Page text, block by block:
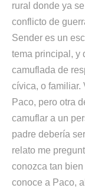
rural donde ya
conflicto de
Sender es un
tema principal, y
camuflada de
cívica, o familiar.
Paco, pero otra
camuflar a un
padre debería
relato me
conozca tan
conoce a Paco,